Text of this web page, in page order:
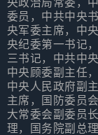
委员，中共中央
央军委主席，中
央纪委第一书记
三书记，中共中
中央顾委副主任
中央人民政府副
主席，国防委员
大常委会副委员
理，国务院副总